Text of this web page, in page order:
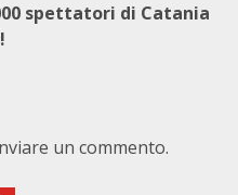
spettatori di Catania
un commento.